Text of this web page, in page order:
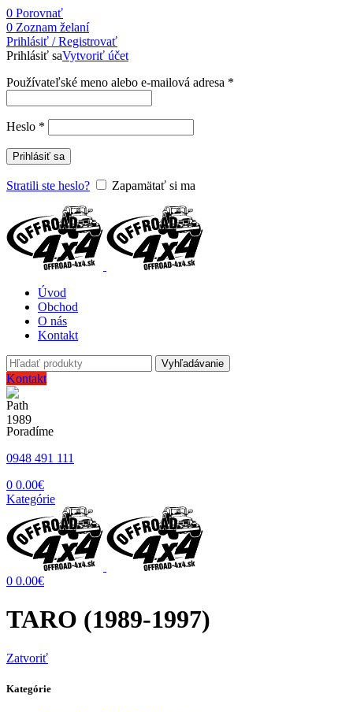
0 Porovnať
0 Zoznam želaní
Prihlásiť / Registrovať
Prihlásiť saVytvoriť účet
Používateľské meno alebo e-mailová adresa *
Heslo *
Prihlásiť sa
Stratili ste heslo? Zapamätať si ma
Úvod
Obchod
O nás
Kontakt
Vyhľadávanie
Kontakt
Poradíme
0948 491 111
0 0.00€
Kategórie
0 0.00€
TARO (1989-1997)
Zatvoriť
Kategórie